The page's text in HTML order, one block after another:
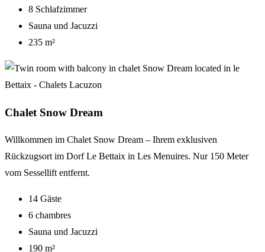
8 Schlafzimmer
Sauna und Jacuzzi
235 m²
Chalet Snow Dream
Willkommen im Chalet Snow Dream – Ihrem exklusiven
Rückzugsort im Dorf Le Bettaix in Les Menuires. Nur 150 Meter
vom Sessellift entfernt.
14 Gäste
6 chambres
Sauna und Jacuzzi
190 m²